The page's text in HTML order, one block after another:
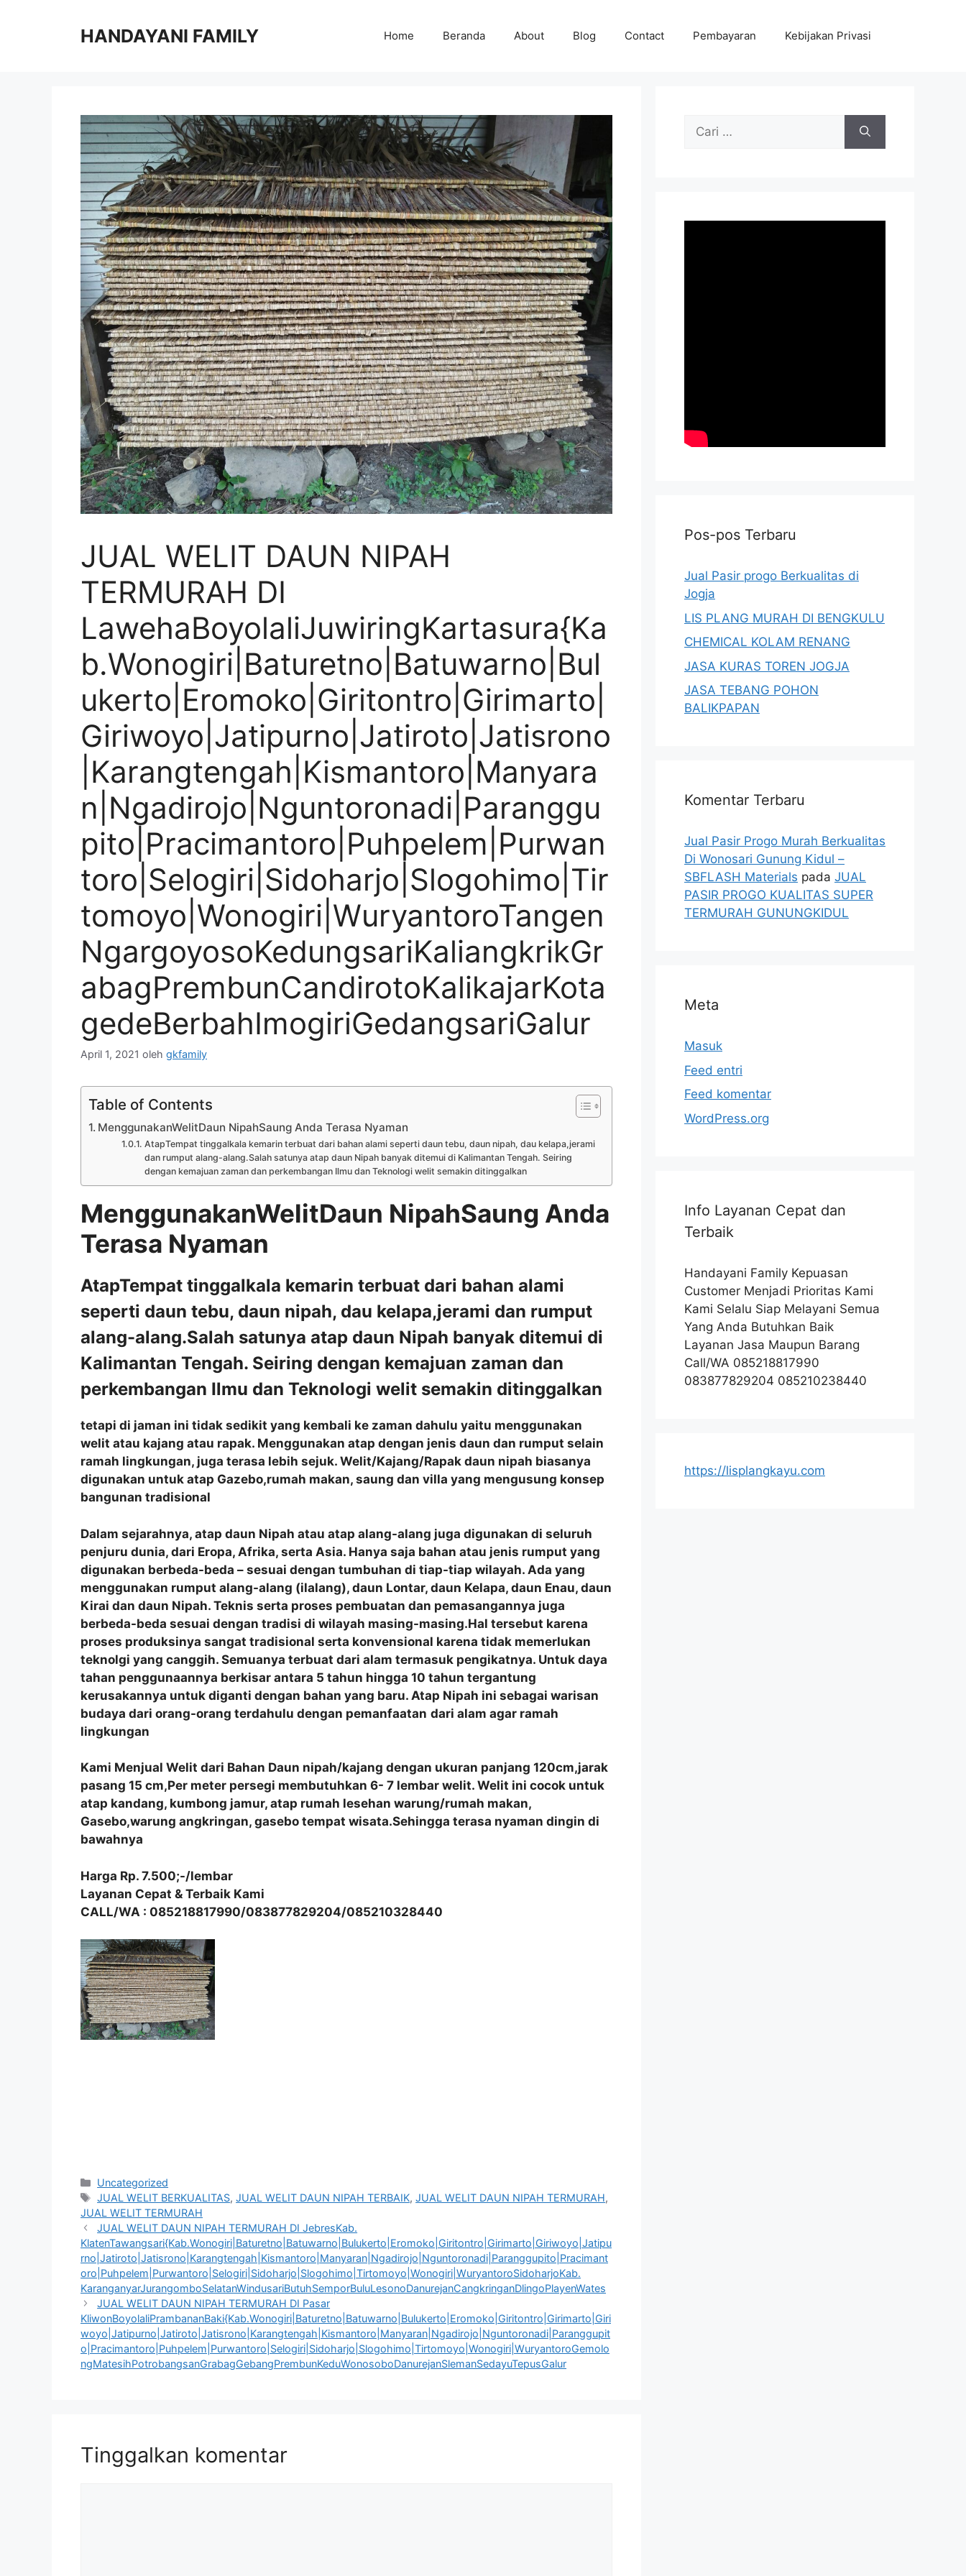
HANDAYANI FAMILY Home Beranda About Blog Contact Pembayaran Kebijakan Privasi
JUAL WELIT DAUN NIPAH
TERMURAH DI
LawehaBoyolaliJuwiringKartasura{Ka
b.Wonogiri|Baturetno|Batuwarno|Bul
ukerto|Eromoko|Giritontro|Girimarto|
Giriwoyo|Jatipurno|Jatiroto|Jatisrono
|Karangtengah|Kismantoro|Manyara
n|Ngadirojo|Nguntoronadi|Paranggu
pito|Pracimantoro|Puhpelem|Purwan
toro|Selogiri|Sidoharjo|Slogohimo|Tir
tomoyo|Wonogiri|WuryantoroTangen
NgargoyosoKedungsariKaliangkrikGr
abagPrembunCandirotoKalikajarKota
gedeBerbahImogiriGedangsariGalur
April 1, 2021 oleh gkfamily
Table of Contents
MenggunakanWelitDaun NipahSaung Anda Terasa Nyaman
AtapTempat tinggalkala kemarin terbuat dari bahan alami seperti daun tebu, daun nipah, dau kelapa,jerami
dan rumput alang-alang.Salah satunya atap daun Nipah banyak ditemui di Kalimantan Tengah. Seiring
dengan kemajuan zaman dan perkembangan Ilmu dan Teknologi welit semakin ditinggalkan
MenggunakanWelitDaun NipahSaung Anda
Terasa Nyaman
AtapTempat tinggalkala kemarin terbuat dari bahan alami
seperti daun tebu, daun nipah, dau kelapa,jerami dan rumput
alang-alang.Salah satunya atap daun Nipah banyak ditemui di
Kalimantan Tengah. Seiring dengan kemajuan zaman dan
perkembangan Ilmu dan Teknologi welit semakin ditinggalkan
tetapi di jaman ini tidak sedikit yang kembali ke zaman dahulu yaitu menggunakan
welit atau kajang atau rapak. Menggunakan atap dengan jenis daun dan rumput selain
ramah lingkungan, juga terasa lebih sejuk. Welit/Kajang/Rapak daun nipah biasanya
digunakan untuk atap Gazebo,rumah makan, saung dan villa yang mengusung konsep
bangunan tradisional
Dalam sejarahnya, atap daun Nipah atau atap alang-alang juga digunakan di seluruh
penjuru dunia, dari Eropa, Afrika, serta Asia. Hanya saja bahan atau jenis rumput yang
digunakan berbeda-beda – sesuai dengan tumbuhan di tiap-tiap wilayah. Ada yang
menggunakan rumput alang-alang (ilalang), daun Lontar, daun Kelapa, daun Enau, daun
Kirai dan daun Nipah. Teknis serta proses pembuatan dan pemasangannya juga
berbeda-beda sesuai dengan tradisi di wilayah masing-masing.Hal tersebut karena
proses produksinya sangat tradisional serta konvensional karena tidak memerlukan
teknolgi yang canggih. Semuanya terbuat dari alam termasuk pengikatnya. Untuk daya
tahan penggunaannya berkisar antara 5 tahun hingga 10 tahun tergantung
kerusakannya untuk diganti dengan bahan yang baru. Atap Nipah ini sebagai warisan
budaya dari orang-orang terdahulu dengan pemanfaatan dari alam agar ramah
lingkungan
Kami Menjual Welit dari Bahan Daun nipah/kajang dengan ukuran panjang 120cm,jarak
pasang 15 cm,Per meter persegi membutuhkan 6- 7 lembar welit. Welit ini cocok untuk
atap kandang, kumbong jamur, atap rumah lesehan warung/rumah makan,
Gasebo,warung angkringan, gasebo tempat wisata.Sehingga terasa nyaman dingin di
bawahnya
Harga Rp. 7.500;-/lembar
Layanan Cepat & Terbaik Kami
CALL/WA : 085218817990/083877829204/085210328440
Kategori
Uncategorized
Tag
JUAL WELIT BERKUALITAS,JUAL WELIT DAUN NIPAH TERBAIK,JUAL WELIT DAUN NIPAH TERMURAH,
JUAL WELIT TERMURAH
JUAL WELIT DAUN NIPAH TERMURAH DI JebresKab.
KlatenTawangsari{Kab.Wonogiri|Baturetno|Batuwarno|Bulukerto|Eromoko|Giritontro|Girimarto|Giriwoyo|Jatipu
rno|Jatiroto|Jatisrono|Karangtengah|Kismantoro|Manyaran|Ngadirojo|Nguntoronadi|Paranggupito|Pracimant
oro|Puhpelem|Purwantoro|Selogiri|Sidoharjo|Slogohimo|Tirtomoyo|Wonogiri|WuryantoroSidoharjoKab.
KaranganyarJurangomboSelatanWindusariButuhSemporBuluLesonoDanurejanCangkringanDlingoPlayenWates
JUAL WELIT DAUN NIPAH TERMURAH DI Pasar
KliwonBoyolaliPrambananBaki{Kab.Wonogiri|Baturetno|Batuwarno|Bulukerto|Eromoko|Giritontro|Girimarto|Giri
woyo|Jatipurno|Jatiroto|Jatisrono|Karangtengah|Kismantoro|Manyaran|Ngadirojo|Nguntoronadi|Paranggupit
o|Pracimantoro|Puhpelem|Purwantoro|Selogiri|Sidoharjo|Slogohimo|Tirtomoyo|Wonogiri|WuryantoroGemolo
ngMatesihPotrobangsanGrabagGebangPrembunKeduWonosoboDanurejanSlemanSedayuTepusGalur
Tinggalkan komentar
Cari
Pos-pos Terbaru
Jual Pasir progo Berkualitas di
Jogja
LIS PLANG MURAH DI BENGKULU
CHEMICAL KOLAM RENANG
JASA KURAS TOREN JOGJA
JASA TEBANG POHON
BALIKPAPAN
Komentar Terbaru
Jual Pasir Progo Murah Berkualitas
Di Wonosari Gunung Kidul –
SBFLASH Materials pada JUAL
PASIR PROGO KUALITAS SUPER
TERMURAH GUNUNGKIDUL
Meta
Masuk
Feed entri
Feed komentar
WordPress.org
Info Layanan Cepat dan
Terbaik
Handayani Family Kepuasan
Customer Menjadi Prioritas Kami
Kami Selalu Siap Melayani Semua
Yang Anda Butuhkan Baik
Layanan Jasa Maupun Barang
Call/WA 085218817990
083877829204 085210238440
https://lisplangkayu.com